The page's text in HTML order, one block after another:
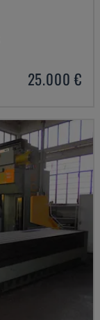
25.000 €